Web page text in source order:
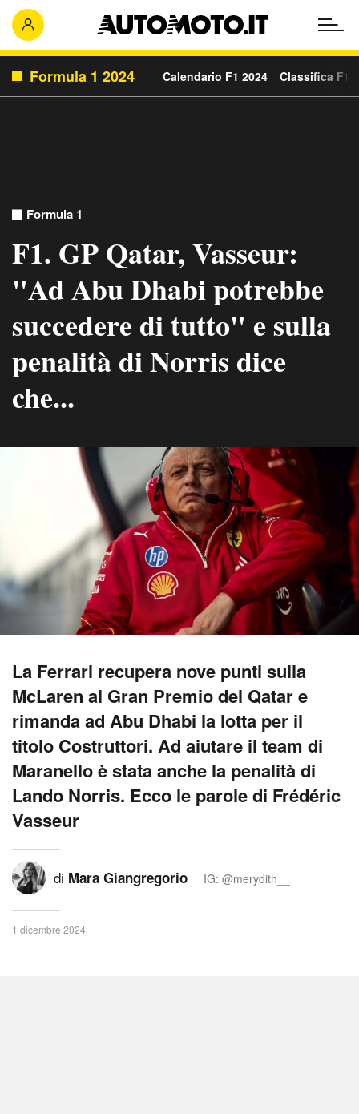
Formula 1 2024 Calendario F1 2024 Classifica F1
Formula 1
F1. GP Qatar, Vasseur:
"Ad Abu Dhabi potrebbe
succedere di tutto" e sulla
penalità di Norris dice
che...
La Ferrari recupera nove punti sulla
McLaren al Gran Premio del Qatar e
rimanda ad Abu Dhabi la lotta per il
titolo Costruttori. Ad aiutare il team di
Maranello è stata anche la penalità di
Lando Norris. Ecco le parole di Frédéric
Vasseur
di Mara Giangregorio IG: @merydith__
1 dicembre 2024